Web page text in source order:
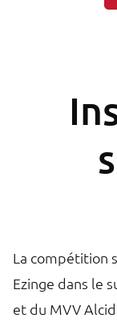
La compétition
Ezinge dans le
et du MVV